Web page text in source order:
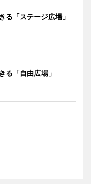
る「ステージ広場」
る「自由広場」